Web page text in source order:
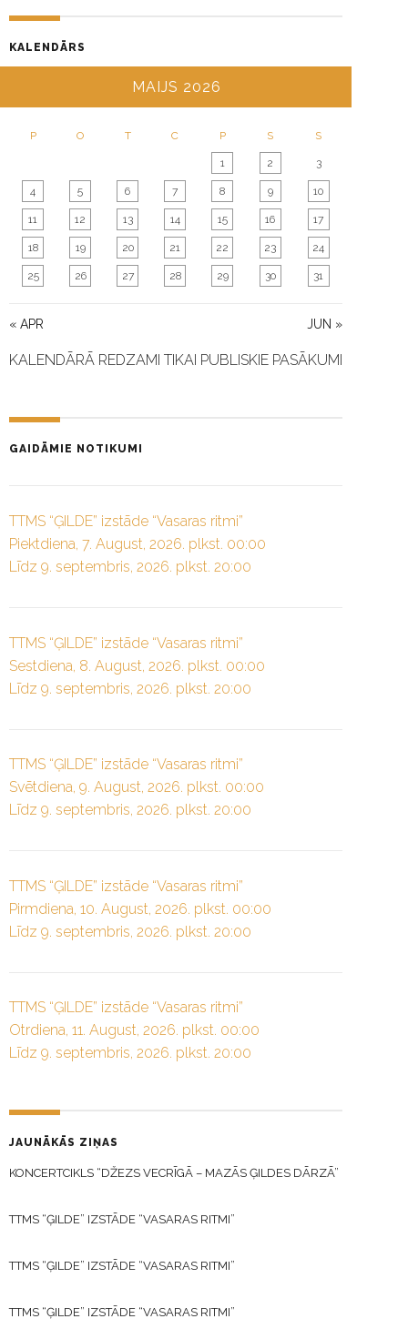
G
A
T
O
N
KALENDĀRS
MAIJS 2026
P O T C P S S
« APR JUN »
1 2 3
4 5 6 7 8 9 10
11 12 13 14 15 16 17
18 19 20 21 22 23 24
25 26 27 28 29 30 31
KALENDĀRĀ REDZAMI TIKAI PUBLISKIE PASĀKUMI
GAIDĀMIE NOTIKUMI
TTMS “ĢILDE” izstāde “Vasaras ritmi”
Piektdiena, 7. August, 2026. plkst. 00:00
Līdz 9. septembris, 2026. plkst. 20:00
TTMS “ĢILDE” izstāde “Vasaras ritmi”
Sestdiena, 8. August, 2026. plkst. 00:00
Līdz 9. septembris, 2026. plkst. 20:00
TTMS “ĢILDE” izstāde “Vasaras ritmi”
Svētdiena, 9. August, 2026. plkst. 00:00
Līdz 9. septembris, 2026. plkst. 20:00
TTMS “ĢILDE” izstāde “Vasaras ritmi”
Pirmdiena, 10. August, 2026. plkst. 00:00
Līdz 9. septembris, 2026. plkst. 20:00
TTMS “ĢILDE” izstāde “Vasaras ritmi”
Otrdiena, 11. August, 2026. plkst. 00:00
Līdz 9. septembris, 2026. plkst. 20:00
JAUNĀKĀS ZIŅAS
KONCERTCIKLS “DŽEZS VECRĪGĀ – MAZĀS ĢILDES DĀRZĀ”
TTMS “ĢILDE” IZSTĀDE “VASARAS RITMI”
TTMS “ĢILDE” IZSTĀDE “VASARAS RITMI”
TTMS “ĢILDE” IZSTĀDE “VASARAS RITMI”